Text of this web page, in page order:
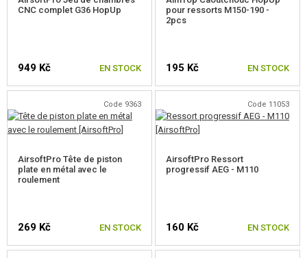
CNC complet G36 HopUp
949 Kč EN STOCK
pour ressorts M150-190 -
2pcs
195 Kč EN STOCK
Code 9363
AirsoftPro Tête de piston
plate en métal avec le
roulement
269 Kč EN STOCK
Code 11053
AirsoftPro Ressort
progressif AEG - M110
160 Kč EN STOCK